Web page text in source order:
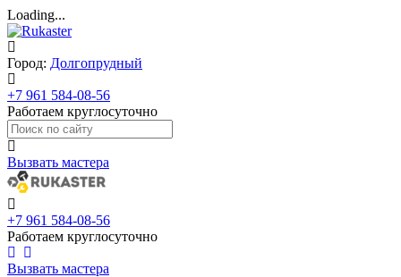
Loading...
Город: Долгопрудный
+7 961 584-08-56
Работаем круглосуточно
Вызвать мастера
+7 961 584-08-56
Работаем круглосуточно
Вызвать мастера